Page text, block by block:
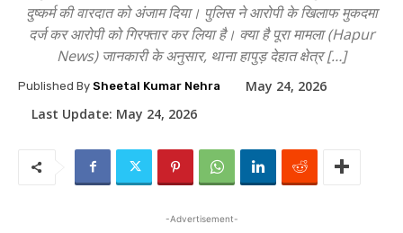
दुष्कर्म की वारदात को अंजाम दिया। पुलिस ने आरोपी के खिलाफ मुकदमा
दर्ज कर आरोपी को गिरफ्तार कर लिया है। क्या है पूरा मामला (Hapur
News) जानकारी के अनुसार, थाना हापुड़ देहात क्षेत्र […]
Published By Sheetal Kumar Nehra
May 24, 2026
Last Update: May 24, 2026
-Advertisement-